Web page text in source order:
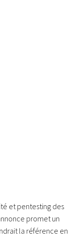
et pentesting des
promet un
la référence en